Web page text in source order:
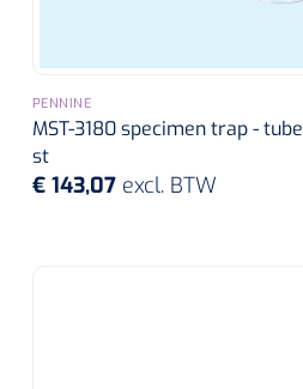
PENNINE
MST-3180 specimen trap -
st
€ 143,07 excl. BTW